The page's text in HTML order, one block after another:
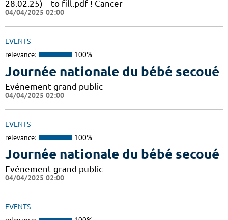
28.02.25)__to fill.pdf !​ Cancer
04/04/2025 02:00
EVENTS
relevance: 100%
Journée nationale du bébé secoué
Evénement grand public
04/04/2025 02:00
EVENTS
relevance: 100%
Journée nationale du bébé secoué
Evénement grand public
04/04/2025 02:00
EVENTS